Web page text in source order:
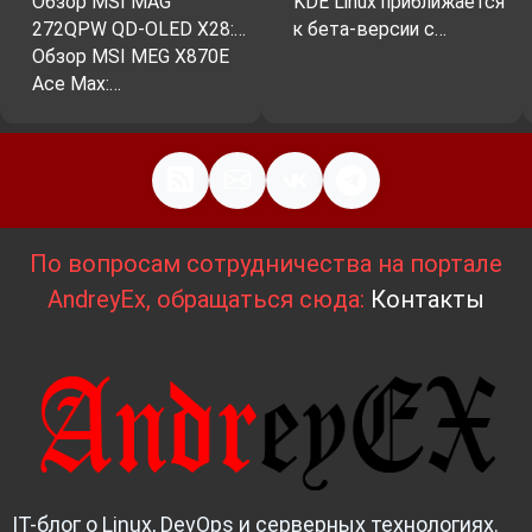
272QPW QD-OLED X28:…
Обзор MSI MEG X870E
Ace Max:…
к бета-версии с…
По вопросам сотрудничества на портале
AndreyEx, обращаться сюда: Контакты
IT-блог о Linux, DevOps и серверных технологиях.